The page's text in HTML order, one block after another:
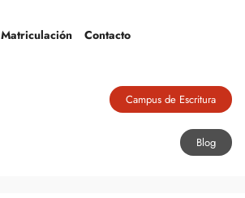
Matriculación Contacto
Campus de Escritura
Blog